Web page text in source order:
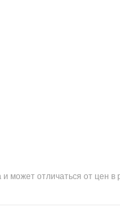
может отличаться от цен в